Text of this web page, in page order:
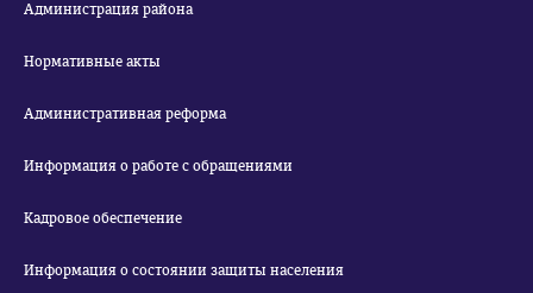
Администрация района
Нормативные акты
Административная реформа
Информация о работе с обращениями
Кадровое обеспечение
Информация о состоянии защиты населения